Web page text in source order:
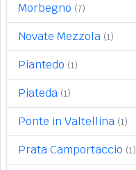
Morbegno (7)
Novate Mezzola (1)
Piantedo (1)
Piateda (1)
Ponte in Valtellina (1)
Prata Camportaccio (1)